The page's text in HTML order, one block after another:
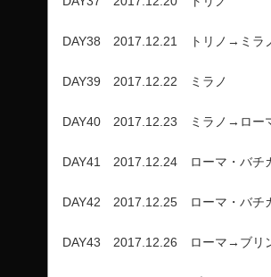
DAY38 2017.12.21 トリノ→ミラ
DAY39 2017.12.22 ミラノ
DAY40 2017.12.23 ミラノ→ロー
DAY41 2017.12.24 ローマ・バチ
DAY42 2017.12.25 ローマ・バチ
DAY43 2017.12.26 ローマ→ブリ